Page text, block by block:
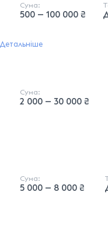
Сума:
500 — 100 000 ₴
Детальніше
Сума:
2 000 — 30 000 ₴
Сума:
5 000 — 8 000 ₴